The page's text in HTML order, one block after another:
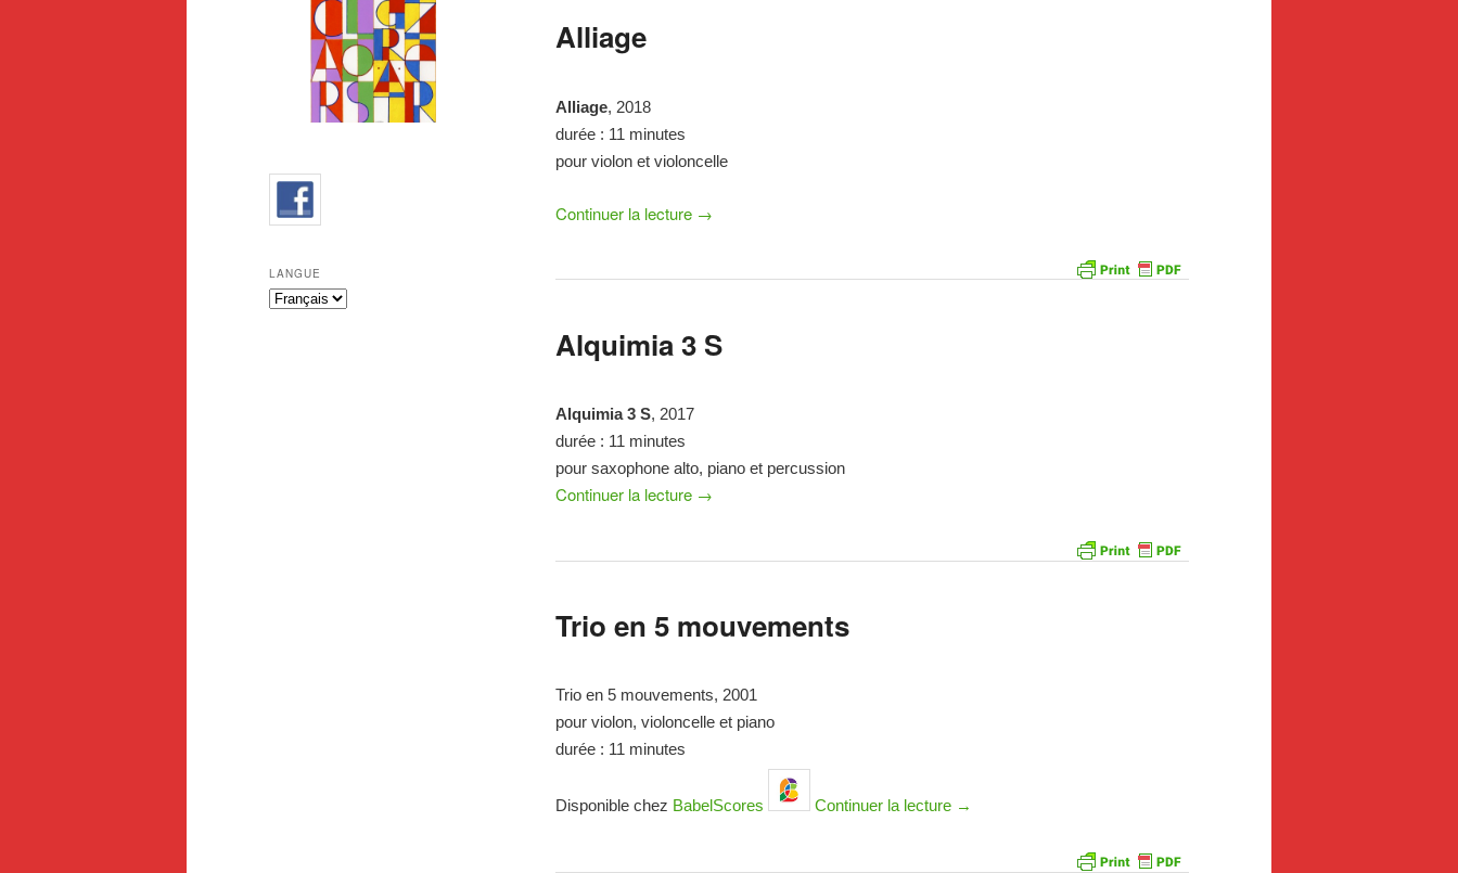
Alliage
Alliage, 2018
durée : 11 minutes
pour violon et violoncelle
Continuer la lecture →
Alquimia 3 S
Alquimia 3 S, 2017
durée : 11 minutes
pour saxophone alto, piano et percussion
Continuer la lecture →
Trio en 5 mouvements
Trio en 5 mouvements, 2001
pour violon, violoncelle et piano
durée : 11 minutes
Disponible chez BabelScores Continuer la lecture →
LANGUE